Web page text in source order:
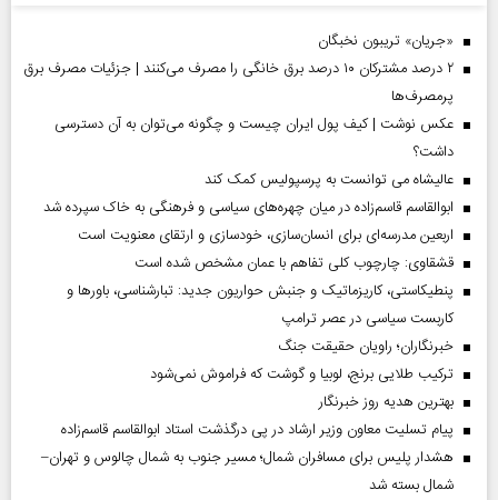
«جریان» تریبون نخبگان
۲ درصد مشترکان ۱۰ درصد برق خانگی را مصرف می‌کنند | جزئیات مصرف برق
پرمصرف‌ها
عکس نوشت | کیف پول ایران چیست و چگونه می‌توان به آن دسترسی
داشت؟
عالیشاه می توانست به پرسپولیس کمک کند
ابوالقاسم قاسم‌زاده در میان چهره‌های سیاسی و فرهنگی به خاک سپرده شد
اربعین مدرسه‌ای برای انسان‌سازی، خودسازی و ارتقای معنویت است
قشقاوی: چارچوب کلی تفاهم با عمان مشخص شده است
پنطیکاستی، کاریزماتیک و جنبش حواریون جدید: تبارشناسی، باور‌ها و
کاربست سیاسی در عصر ترامپ
خبرنگاران؛ راویان حقیقت جنگ
ترکیب طلایی برنج، لوبیا و گوشت که فراموش نمی‌شود
بهترین هدیه روز خبرنگار
پیام تسلیت معاون وزیر ارشاد در پی درگذشت استاد ابوالقاسم قاسم‌زاده
هشدار پلیس برای مسافران شمال؛ مسیر جنوب به شمال چالوس و تهران–
شمال بسته شد